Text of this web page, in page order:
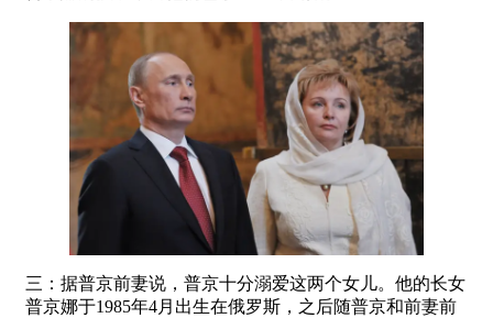
三：据普京前妻说，普京十分溺爱这两个女儿。他的长女
普京娜于1985年4月出生在俄罗斯，之后随普京和前妻前